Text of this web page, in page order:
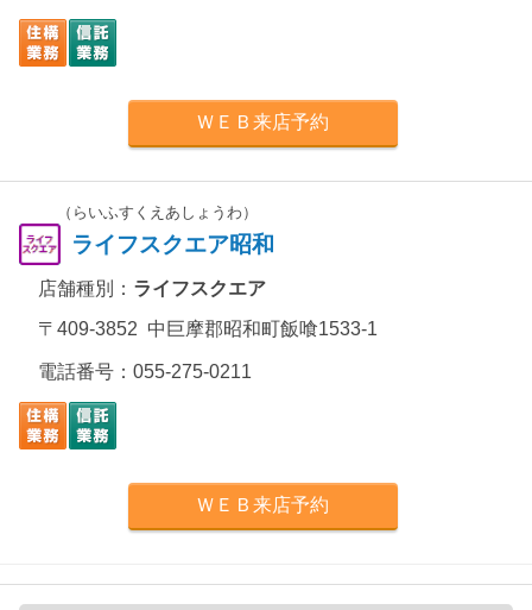
ＷＥＢ来店予約
（らいふすくえあしょうわ）
ライフスクエア昭和
店舗種別： ライフスクエア
〒409-3852 中巨摩郡昭和町飯喰1533-1
電話番号： 055-275-0211
ＷＥＢ来店予約